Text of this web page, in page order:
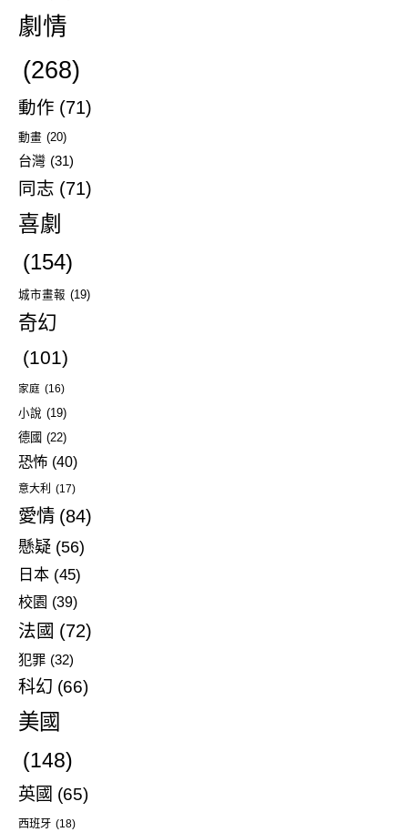
劇情
(268)
動作 (71)
動畫 (20)
台灣 (31)
同志 (71)
喜劇
(154)
城市畫報 (19)
奇幻
(101)
家庭 (16)
小說 (19)
德國 (22)
恐怖 (40)
意大利 (17)
愛情 (84)
懸疑 (56)
日本 (45)
校園 (39)
法國 (72)
犯罪 (32)
科幻 (66)
美國
(148)
英國 (65)
西班牙 (18)